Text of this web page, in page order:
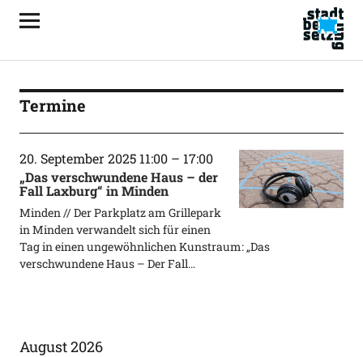
Termine
20. September 2025 11:00– 17:00
„Das verschwundene Haus – der
Fall Laxburg“ in Minden
Minden // Der Parkplatz am Grillepark
in Minden verwandelt sich für einen
Tag in einen ungewöhnlichen Kunstraum: „Das
verschwundene Haus – Der Fall…
August 2026